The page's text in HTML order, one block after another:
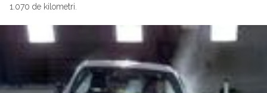
1.070 de kilometri.